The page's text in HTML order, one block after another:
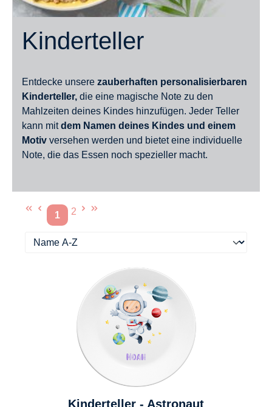
Kinderteller
Entdecke unsere zauberhaften personalisierbaren
Kinderteller, die eine magische Note zu den
Mahlzeiten deines Kindes hinzufügen. Jeder Teller
kann mitdem Namen deines Kindes und einem
Motiv versehen werden und bietet eine individuelle
Note, die das Essen noch spezieller macht.
Seite
1 Seite
2
Kinderteller - Astronaut